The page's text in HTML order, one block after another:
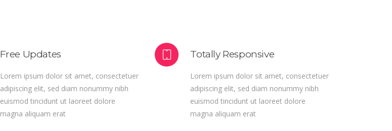
Free Updates
Lorem ipsum dolor sit amet, consectetuer
adipiscing elit, sed diam nonummy nibh
euismod tincidunt ut laoreet dolore
magna aliquam erat
Totally Responsive
Lorem ipsum dolor sit amet, consectetuer
adipiscing elit, sed diam nonummy nibh
euismod tincidunt ut laoreet dolore
magna aliquam erat